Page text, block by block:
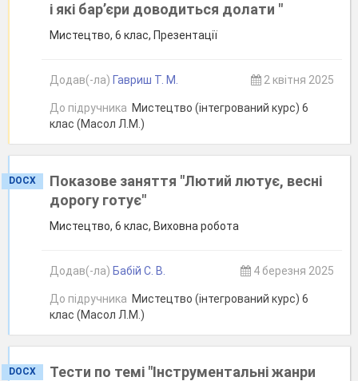
і які бар’єри доводиться долати "
Мистецтво, 6 клас, Презентації
Додав(-ла) Гавриш Т. М. 2 квітня 2025
До підручника Мистецтво (інтегрований курс) 6
клас (Масол Л.М.)
DOCX
Показове заняття "Лютий лютує, весні
дорогу готує"
Мистецтво, 6 клас, Виховна робота
Додав(-ла) Бабій С. В. 4 березня 2025
До підручника Мистецтво (інтегрований курс) 6
клас (Масол Л.М.)
DOCX
Тести по темі "Інструментальні жанри